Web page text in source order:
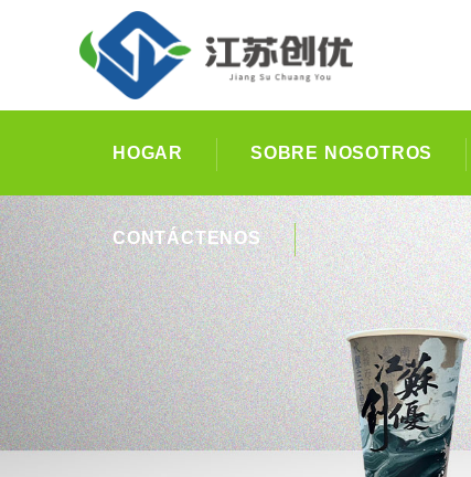
HOGAR SOBRE NOSOTROS
CONTÁCTENOS